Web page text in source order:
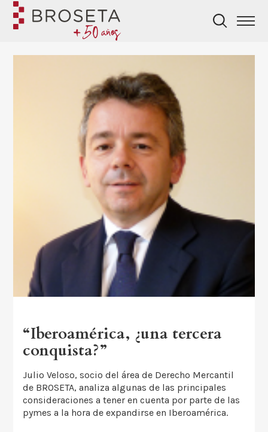
“Iberoamérica, ¿una tercera
conquista?”
Julio Veloso, socio del área de Derecho Mercantil
de BROSETA, analiza algunas de las principales
consideraciones a tener en cuenta por parte de las
pymes a la hora de expandirse en Iberoamérica.